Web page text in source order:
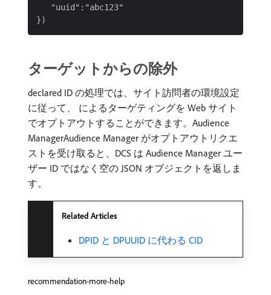
   "uuid":"abc123"
ターゲットからの除外
declared ID の処理では、サイト訪問者の環境設定
に従って、 によるターゲティングを Web サイト
でオプトアウトすることができます。Audience
Manager​Audience Manager がオプトアウトリクエ
ストを受け取ると、DCS は Audience Manager ユー
ザー ID ではなく空の JSON オブジェクトを返しま
す。
Related Articles
DPID と DPUUID に代わる CID
recommendation-more-help